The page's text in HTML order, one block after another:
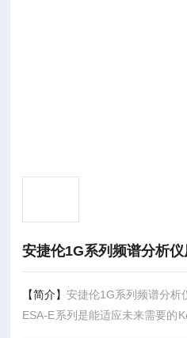
安捷伦1G系列频谱分析
【简介】安捷伦1G系列频谱分析
ESA-E系列是能适应未来需要的